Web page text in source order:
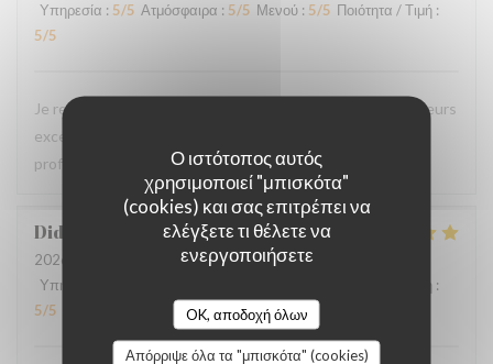
Ο ιστότοπος αυτός
χρησιμοποιεί "μπισκότα"
(cookies) και σας επιτρέπει να
ελέγξετε τι θέλετε να
ενεργοποιήσετε
OK, αποδοχή όλων
Απόρριψε όλα τα "μπισκότα" (cookies)
Υπηρεσία : 5/5 Ατμόσφαιρα : 5/5 Μενού : 5/5 Ποιότητα / Τιμή :
5/5
Je recommande ce restaurant, la qualité des plats, les saveurs
exceptionnelles sans compter la gentillesse et
professionnalisme du personnel.
Didier
2026-08-01
- 12:30 - καλεσμένοι 4
Υπηρεσία
Ποιότητα / Τιμή :
5/5